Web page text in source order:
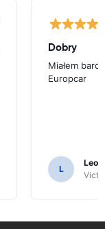
Dobry
Miałem
Europcar
L